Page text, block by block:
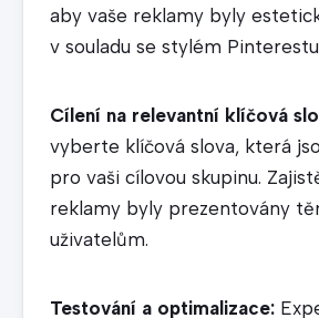
aby vaše reklamy byly
v souladu se stylém
Cílení na relevantní klíčová
vyberte klíčová slova, která
pro vaši cílovou skupinu.
reklamy byly prezentovány
uživatelům.
Testování a optimalizace: